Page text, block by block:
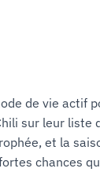
de vie actif
sur leur liste
et la
chances